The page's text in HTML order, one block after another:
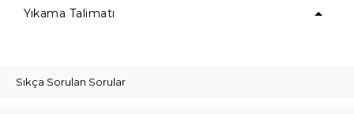
Yıkama Talimatı
Sıkça Sorulan Sorular